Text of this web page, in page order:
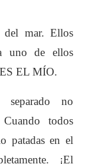
mar. Ellos
uno de ellos
EL MÍO.
no
todos
patadas en el
¡El